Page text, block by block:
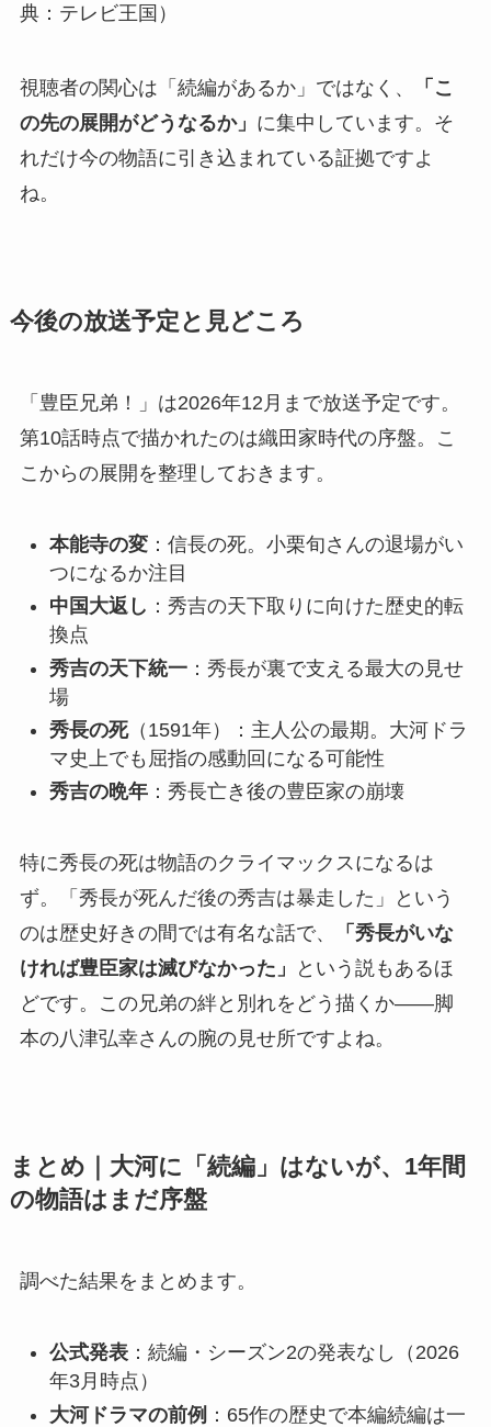
典：テレビ王国）
視聴者の関心は「続編があるか」ではなく、
「こ
の先の展開がどうなるか」 に集中しています。そ
れだけ今の物語に引き込まれている証拠ですよ
ね。
今後の放送予定と見どころ
「豊臣兄弟！」は2026年12月まで放送予定です。
第10話時点で描かれたのは織田家時代の序盤。こ
こからの展開を整理しておきます。
本能寺の変：信長の死。小栗旬さんの退場がい
つになるか注目
中国大返し ：秀吉の天下取りに向けた歴史的転
換点
秀吉の天下統一：秀長が裏で支える最大の見せ
場
秀長の死（1591年）：主人公の最期。大河ドラ
マ史上でも屈指の感動回になる可能性
秀吉の晩年：秀長亡き後の豊臣家の崩壊
特に秀長の死は物語のクライマックスになるは
ず。「秀長が死んだ後の秀吉は暴走した」という
のは歴史好きの間では有名な話で、
「秀長がいな
ければ豊臣家は滅びなかった」
という説もあるほ
どです。この兄弟の絆と別れをどう描くか——脚
本の八津弘幸さんの腕の見せ所ですよね。
まとめ｜大河に「続編」はないが、1年間
の物語はまだ序盤
調べた結果をまとめます。
公式発表：続編・シーズン2の発表なし（2026
年3月時点）
大河ドラマの前例 ：65作の歴史で本編続編は一